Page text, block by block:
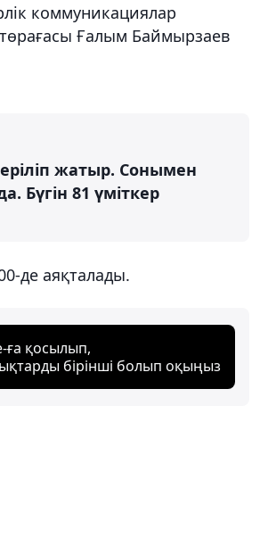
коммуникациялар
Ғалым Баймырзаев
жатыр. Сонымен
Бүгін 81 үміткер
де аяқталады.
ға қосылып,
бірінші болып оқыңыз